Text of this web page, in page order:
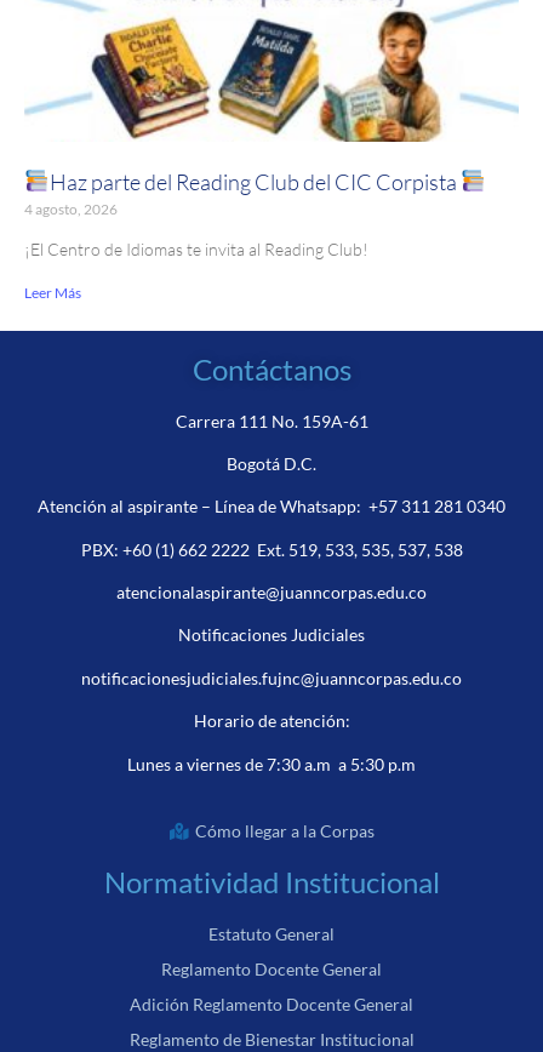
Haz parte del Reading Club del CIC Corpista
4 agosto, 2026
¡El Centro de Idiomas te invita al Reading Club!
Leer Más
Contáctanos
Carrera 111 No. 159A-61
Bogotá D.C.
Atención al aspirante – Línea de Whatsapp: +57 311 281 0340
PBX: +60 (1) 662 2222Ext. 519, 533, 535, 537, 538
atencionalaspirante@juanncorpas.edu.co
Notificaciones Judiciales
notificacionesjudiciales.fujnc@juanncorpas.edu.co
Horario de atención:
Lunes a viernes de 7:30 a.m a 5:30 p.m
Cómo llegar a la Corpas
Normatividad Institucional
Estatuto General
Reglamento Docente General
Adición Reglamento Docente General
Reglamento de Bienestar Institucional